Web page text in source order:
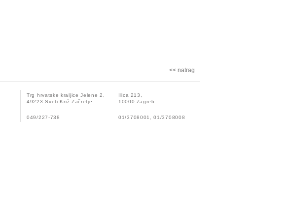
<< natrag
Trg hrvatske kraljice Jelene 2,
49223 Sveti Križ Začretje
Ilica 213,
10000 Zagreb
049/227-738 01/3708001, 01/3708008